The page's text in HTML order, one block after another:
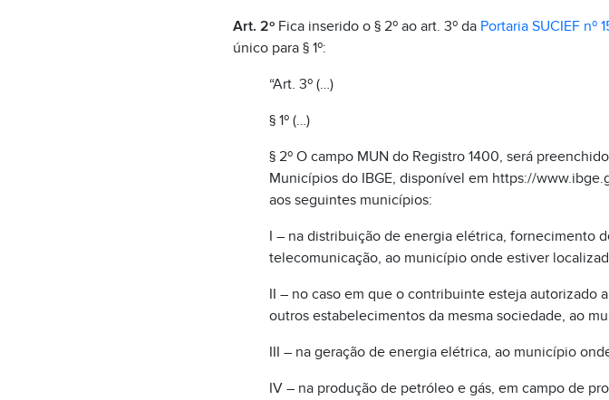
Art. 2ºFica inserido o § 2º ao art. 3º da Portaria SUCIEF nº
único para § 1º:
“Art. 3º (…)
§ 1º (…)
§ 2º O campo MUN do Registro 1400, será
Municípios do IBGE, disponível em https://
aos seguintes municípios:
I – na distribuição de energia elétrica, fornecimento
telecomunicação, ao município onde estiver
II – no caso em que o contribuinte esteja autorizado
outros estabelecimentos da mesma sociedade, ao
III – na geração de energia elétrica, ao município
IV – na produção de petróleo e gás, em campo de